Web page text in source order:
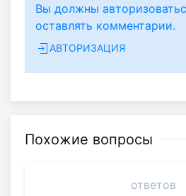
Вы должны
оставлять комментарии.
АВТОРИЗАЦИЯ
Похожие вопросы
ответов